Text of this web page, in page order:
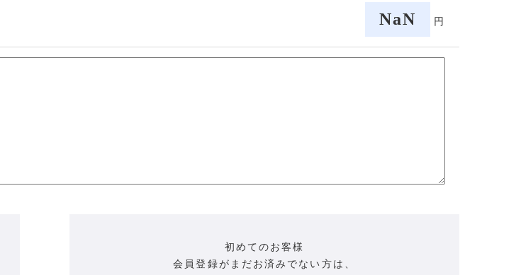
NaN 円
初めてのお客様
会員登録がまだお済みでない方は、